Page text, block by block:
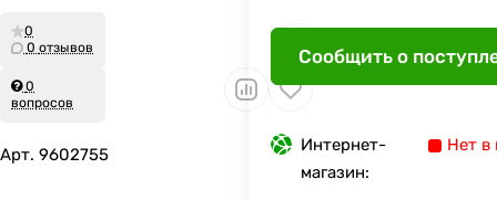
0
0 отзывов
0
вопросов
Арт. 9602755
Сообщить о
Интернет-
магазин:
Нет в